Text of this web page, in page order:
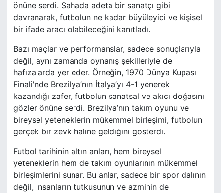
önüne serdi. Sahada adeta bir sanatçı gibi
davranarak, futbolun ne kadar büyüleyici ve kişisel
bir ifade aracı olabileceğini kanıtladı.
Bazı maçlar ve performanslar, sadece sonuçlarıyla
değil, aynı zamanda oynanış şekilleriyle de
hafızalarda yer eder. Örneğin, 1970 Dünya Kupası
Finali'nde Brezilya’nın İtalya’yı 4-1 yenerek
kazandığı zafer, futbolun sanatsal ve akıcı doğasını
gözler önüne serdi. Brezilya’nın takım oyunu ve
bireysel yeteneklerin mükemmel birleşimi, futbolun
gerçek bir zevk haline geldiğini gösterdi.
Futbol tarihinin altın anları, hem bireysel
yeteneklerin hem de takım oyunlarının mükemmel
birleşimlerini sunar. Bu anlar, sadece bir spor dalının
değil, insanların tutkusunun ve azminin de